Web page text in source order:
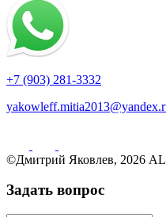
+7 (903) 281-3332
©Дмитрий Яковлев, 2026
Задать вопрос